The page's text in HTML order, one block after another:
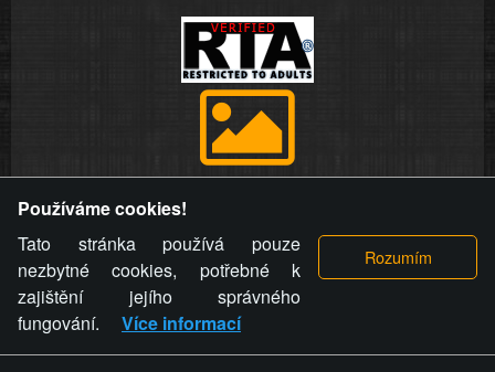
videa a komentáře. Osoba, které se toto opatření provozovatele
stránky týče, ani osoba, která umístila fotografii nebo video na
stránku, nemůže z důvodu odstranění fotografie, videa nebo
komentáře pro výše uvedenou okolnost uplatnit vůči
provozovateli stránky žádný nárok na náhradu škody nebo
nemajetkové újmy.
Používáme cookies!
Tato stránka používá pouze
nezbytné cookies, potřebné k
zajištění jejího správného
fungování.
Více informací